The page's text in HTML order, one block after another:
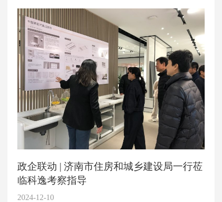
政企联动 | 济南市住房和城乡建设局一行莅
临科逸考察指导
2024-12-10